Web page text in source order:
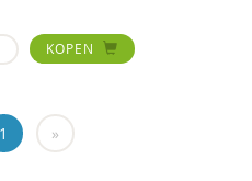
KOPEN
1 »